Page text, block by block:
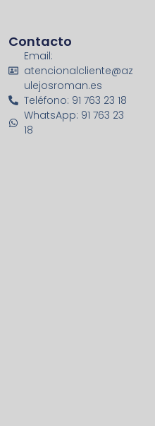
Contacto
Email:
atencionalcliente@az
ulejosroman.es
Teléfono: 91 763 23 18
WhatsApp: 91 763 23
18